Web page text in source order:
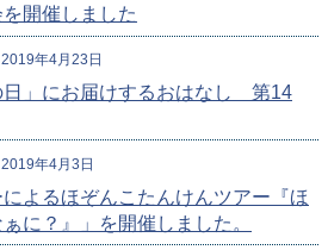
開催しました
2019年4月23日
日」にお届けするおはなし 第14
2019年4月3日
によるほぞんこたんけんツアー『ほ
に？』」を開催しました。